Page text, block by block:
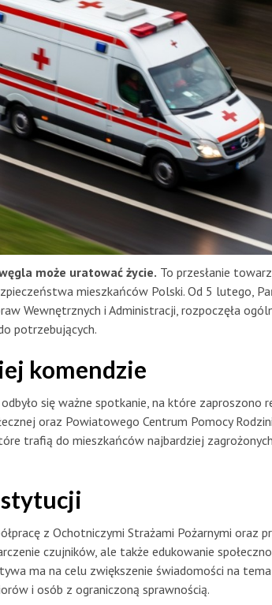
może uratować życie. To przesłanie
mieszkańców Polski. Od 5 lutego,
Wewnętrznych i Administracji, rozpoczęła
potrzebujących.
komendzie
się ważne spotkanie, na które zaproszono
oraz Powiatowego Centrum Pomocy
trafią do mieszkańców najbardziej
z Ochotniczymi Strażami Pożarnymi oraz
czujników, ale także edukowanie
ma na celu zwiększenie świadomości na
i osób z ograniczoną sprawnością.